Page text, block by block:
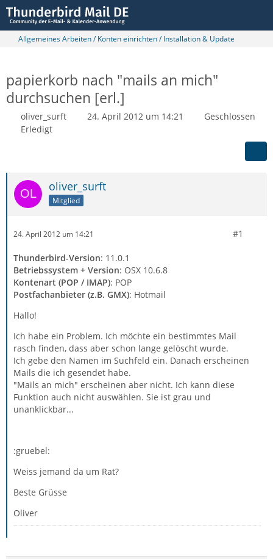
Allgemeines Arbeiten / Konten einrichten / Installation & Update
papierkorb nach "mails an mich"
durchsuchen [erl.]
oliver_surft 24. April 2012 um 14:21
Geschlossen
Erledigt
oliver_surft
Mitglied
24. April 2012 um 14:21 #1
Thunderbird-Version: 11.0.1
Betriebssystem + Version: OSX 10.6.8
Kontenart (POP / IMAP): POP
Postfachanbieter (z.B. GMX): Hotmail
Hallo!
Ich habe ein Problem. Ich möchte ein bestimmtes Mail
rasch finden, dass aber schon lange gelöscht wurde.
Ich gebe den Namen im Suchfeld ein. Danach erscheinen
Mails die ich gesendet habe.
"Mails an mich" erscheinen aber nicht. Ich kann diese
Funktion auch nicht auswählen. Sie ist grau und
unanklickbar...
:gruebel:
Weiss jemand da um Rat?
Beste Grüsse
Oliver